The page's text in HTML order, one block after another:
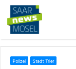
Polizei Stadt Trier